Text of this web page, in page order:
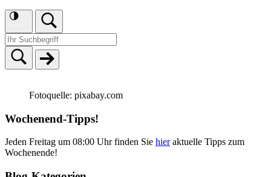
Fotoquelle: pixabay.com
Wochenend-Tipps!
Jeden Freitag um 08:00 Uhr finden Sie hieraktuelle Tipps zum
Wochenende!